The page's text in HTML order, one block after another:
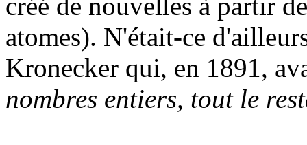
atomes). N'était-ce
Kronecker qui, en 1891,
nombres entiers, tout le